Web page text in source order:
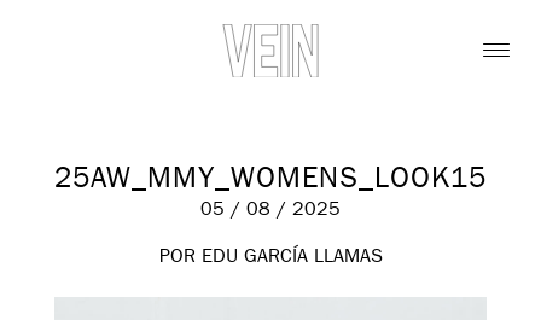
25AW_MMY_WOMENS_LOOK15
05 / 08 / 2025
POR EDU GARCÍA LLAMAS